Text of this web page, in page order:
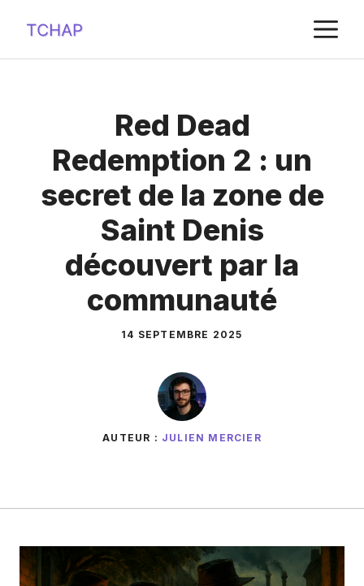
contenu
Red Dead
Redemption 2 : un
secret de la zone de
Saint Denis
découvert par la
communauté
14 SEPTEMBRE 2025
AUTEUR : JULIEN MERCIER